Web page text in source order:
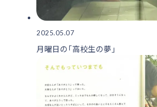
2025.05.07
月曜日の「高校生の夢」